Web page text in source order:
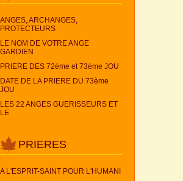
ANGES, ARCHANGES,
PROTECTEURS
LE NOM DE VOTRE ANGE
GARDIEN
PRIERE DES 72ème et 73ème JOU
DATE DE LA PRIERE DU 73ème
JOU
LES 22 ANGES GUERISSEURS ET
LE
PRIERES
A L'ESPRIT-SAINT POUR L'HUMANI